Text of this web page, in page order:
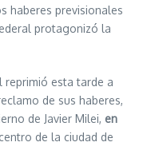
haberes previsionales
protagonizó la
reprimió esta tarde a
de sus haberes,
de Javier Milei, en
de la ciudad de